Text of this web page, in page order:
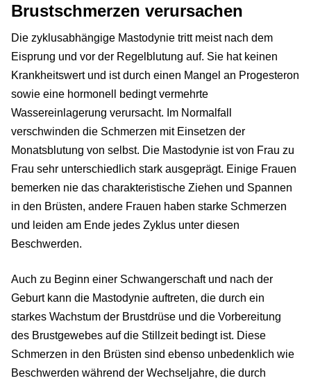
Brustschmerzen verursachen
Die zyklusabhängige Mastodynie tritt meist nach dem
Eisprung und vor der Regelblutung auf. Sie hat keinen
Krankheitswert und ist durch einen Mangel an Progesteron
sowie eine hormonell bedingt vermehrte
Wassereinlagerung verursacht. Im Normalfall
verschwinden die Schmerzen mit Einsetzen der
Monatsblutung von selbst. Die Mastodynie ist von Frau zu
Frau sehr unterschiedlich stark ausgeprägt. Einige Frauen
bemerken nie das charakteristische Ziehen und Spannen
in den Brüsten, andere Frauen haben starke Schmerzen
und leiden am Ende jedes Zyklus unter diesen
Beschwerden.
Auch zu Beginn einer Schwangerschaft und nach der
Geburt kann die Mastodynie auftreten, die durch ein
starkes Wachstum der Brustdrüse und die Vorbereitung
des Brustgewebes auf die Stillzeit bedingt ist. Diese
Schmerzen in den Brüsten sind ebenso unbedenklich wie
Beschwerden während der Wechseljahre, die durch